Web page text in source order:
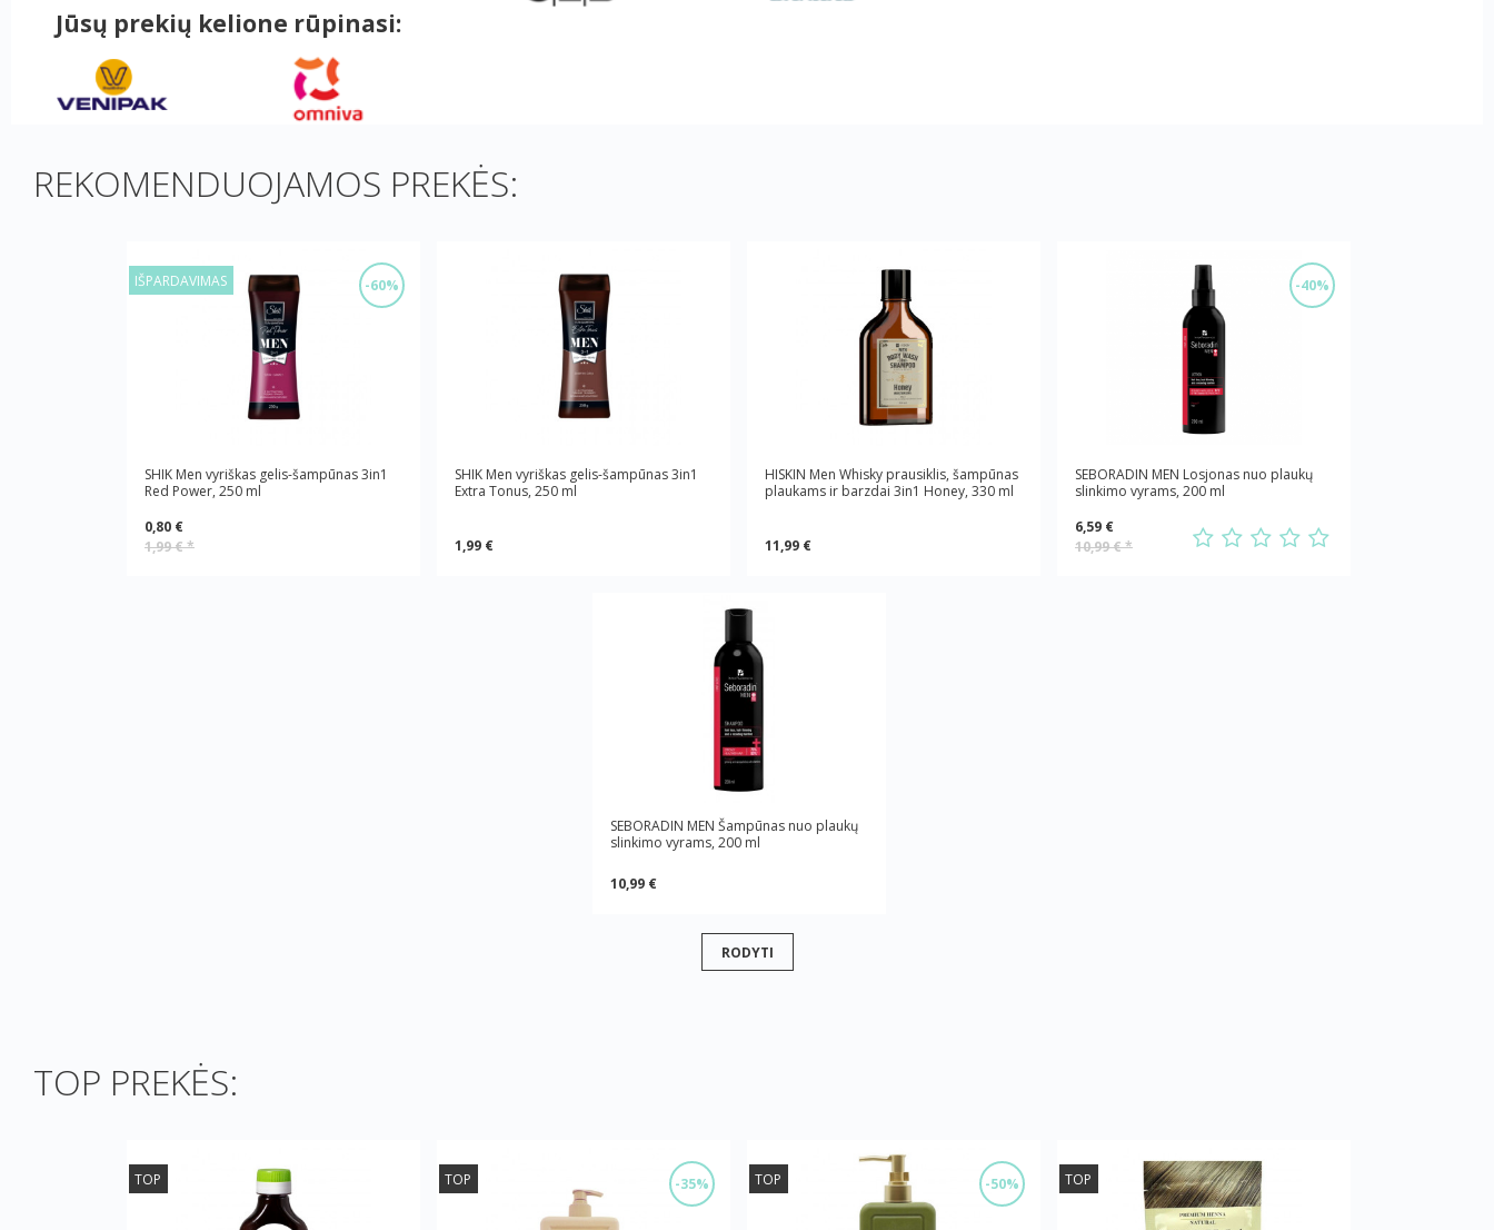
Jūsų prekių kelione rūpinasi:
REKOMENDUOJAMOS PREKĖS:
-60%
IŠPARDAVIMAS
SHIK Men vyriškas gelis-šampūnas 3in1
Red Рower, 250 ml
0,80 €
1,99 €*
SHIK Men vyriškas gelis-šampūnas 3in1
Extra Тonus, 250 ml
1,99 €
HISKIN Men Whisky prausiklis, šampūnas
plaukams ir barzdai 3in1 Honey, 330 ml
11,99 €
-40%
SEBORADIN MEN Losjonas nuo plaukų
slinkimo vyrams, 200 ml
6,59 €
10,99 €*
SEBORADIN MEN Šampūnas nuo plaukų
slinkimo vyrams, 200 ml
10,99 €
RODYTI
TOP PREKĖS:
TOP -35%
TOP -50%
TOP TOP